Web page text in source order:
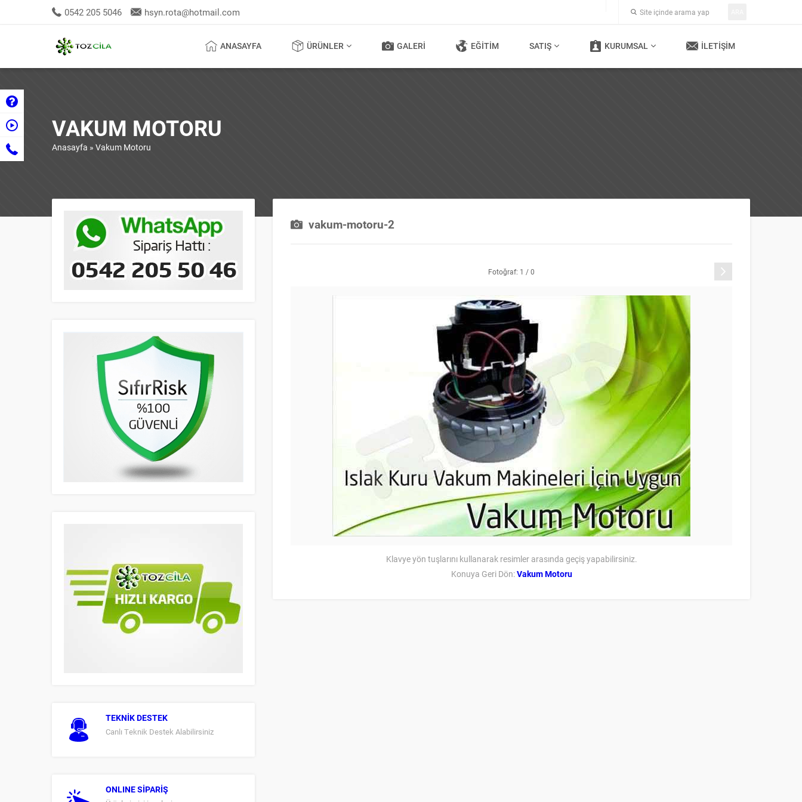
0542 205 5046 hsyn.rota@hotmail.com
ANASAYFA ÜRÜNLER GALERI EĞITIM SATIŞ KURUMSAL İLETIŞIM
VAKUM MOTORU
Anasayfa » Vakum Motoru
vakum-motoru-2
Fotoğraf: 1 / 0
Klavye yön tuşlarını kullanarak resimler arasında geçiş yapabilirsiniz.
Konuya Geri Dön:Vakum Motoru
TEKNİK DESTEK
Canlı Teknik Destek Alabilirsiniz
ONLINE SİPARİŞ